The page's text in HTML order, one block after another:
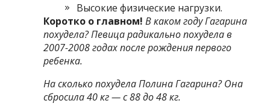
Высокие физические нагрузки.
Коротко о главном! В каком году Гагарина
похудела?Певица радикально похудела в
2007-2008 годах после рождения первого
ребенка.
На сколько похудела Полина Гагарина? Она
сбросила 40 кг — с 88 до 48 кг.